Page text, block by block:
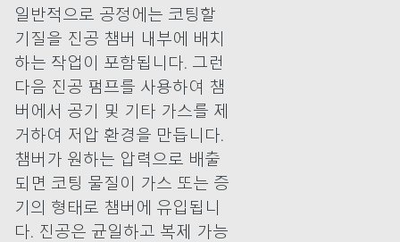
일반적으로 공정에는 코팅할
기질을 진공 챔버 내부에 배치
하는 작업이 포함됩니다. 그런
다음 진공 펌프를 사용하여 챔
버에서 공기 및 기타 가스를 제
거하여 저압 환경을 만듭니다.
챔버가 원하는 압력으로 배출
되면 코팅 물질이 가스 또는 증
기의 형태로 챔버에 유입됩니
다. 진공은 균일하고 복제 가능